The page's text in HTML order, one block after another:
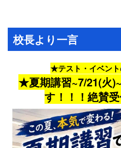
校長より一言
★テスト・イベン
★夏期講習~7/21(火
す！！！絶賛